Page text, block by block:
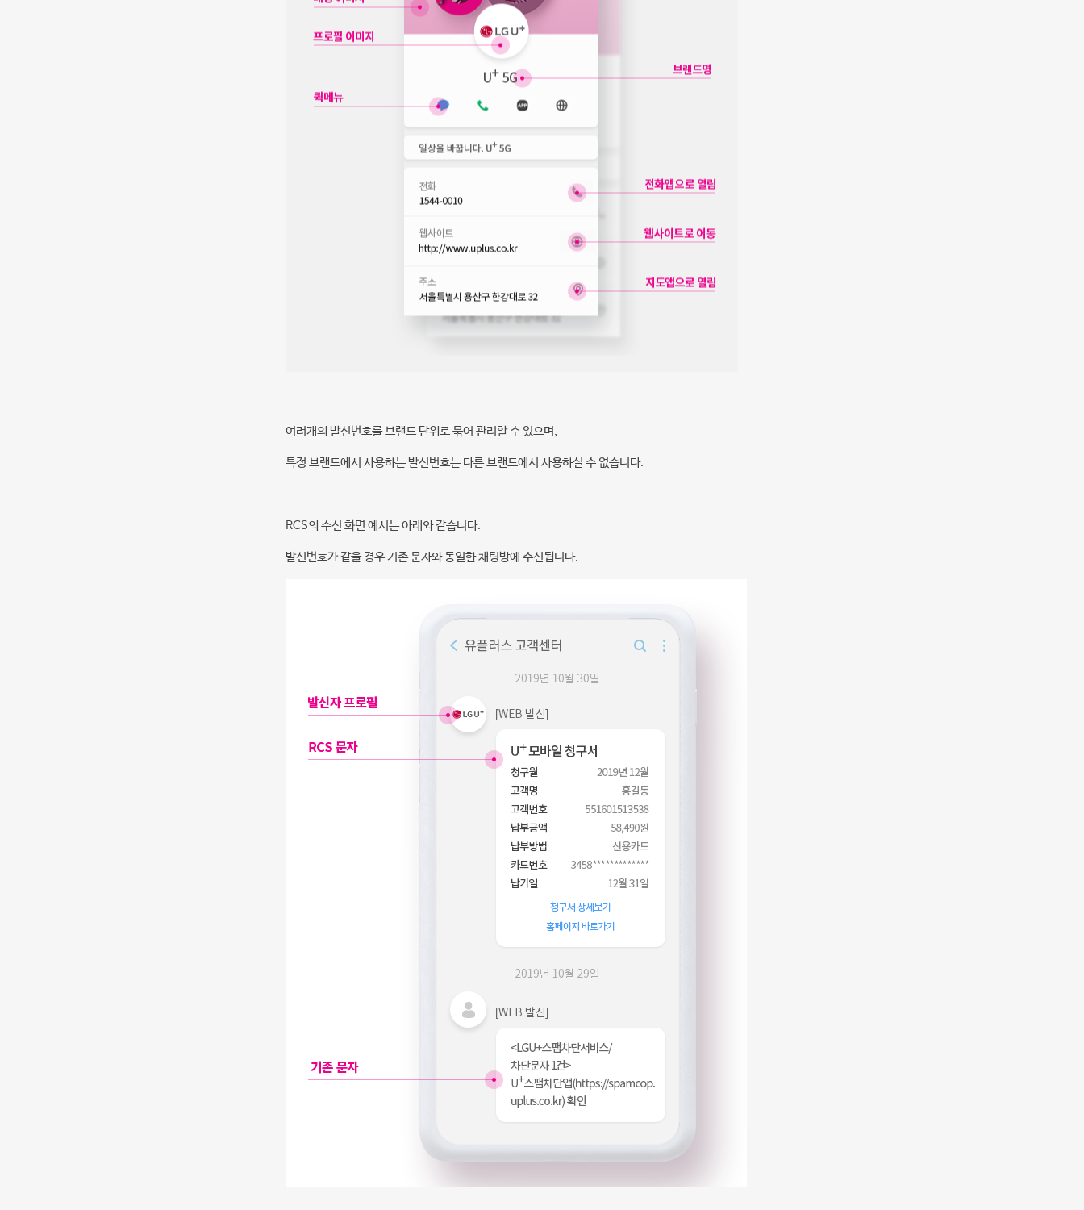
여러개의 발신번호를 브랜드 단위로 묶어 관리할 수 있으며,
특정 브랜드에서 사용하는 발신번호는 다른 브랜드에서 사용하실 수 없습니다.
RCS의 수신 화면 예시는 아래와 같습니다.
발신번호가 같을 경우 기존 문자와 동일한 채팅방에 수신됩니다.